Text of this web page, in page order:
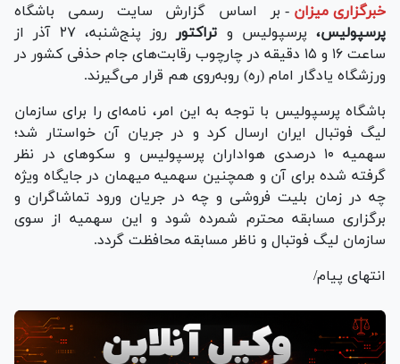
خبرگزاری میزان - بر اساس گزارش سایت رسمی باشگاه
پرسپولیس، پرسپولیس و تراکتور
روز پنج‌شنبه، ۲۷ آذر از
ساعت ۱۶ و ۱۵ دقیقه در چارچوب رقابت‌های جام حذفی کشور در
ورزشگاه یادگار امام (ره) روبه‌روی هم قرار می‌گیرند.
باشگاه پرسپولیس با توجه به این امر، نامه‌ای را برای سازمان
لیگ فوتبال ایران ارسال کرد و در جریان آن خواستار شد؛
سهمیه ۱۰ درصدی هواداران پرسپولیس و سکو‌های در نظر
گرفته شده برای آن و همچنین سهمیه میهمان در جایگاه ویژه
چه در زمان بلیت فروشی و چه در جریان ورود تماشاگران و
برگزاری مسابقه محترم شمرده شود و این سهمیه از سوی
سازمان لیگ فوتبال و ناظر مسابقه محافظت گردد.
انتهای پیام/